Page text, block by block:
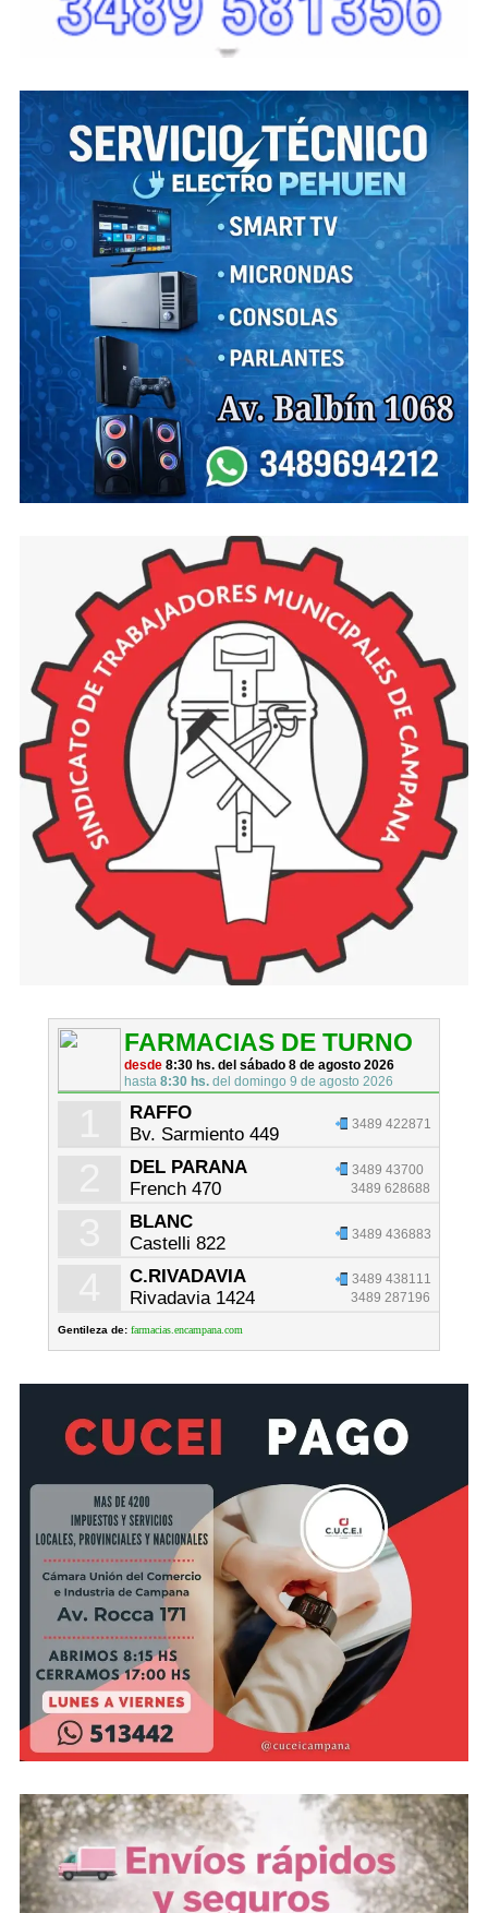
FARMACIAS DE TURNO
desde8:30 hs. del sábado 8 de agosto 2026
hasta8:30 hs. del domingo 9 de agosto 2026
RAFFO
Bv. Sarmiento 449
3489 422871
DEL PARANA
French 470
3489 43700
3489 628688
BLANC
Castelli 822
3489 436883
C.RIVADAVIA
Rivadavia 1424
3489 438111
3489 287196
Gentileza de: farmacias.encampana.com